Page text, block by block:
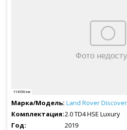
114106 км
Land Rover
2.0 TD4 HSE Luxury
2019